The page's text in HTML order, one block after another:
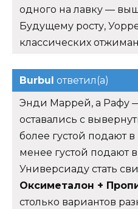
одного на лавку —
Будущему росту,
классических
Burbul ответил(а)
Энди Маррей, а Рафу
оставались с
более густой подают
менее густой подают
Универсиаду стать
Оксиметалон +
столько вариантов